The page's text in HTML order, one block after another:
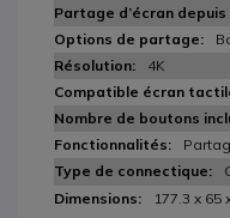
4K
177.3 x 65